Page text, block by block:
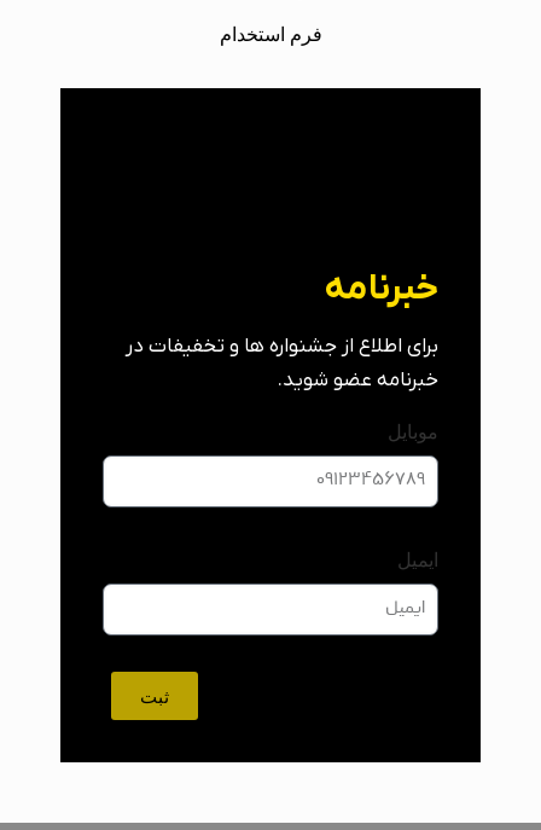
فرم استخدام
خبرنامه
برای اطلاع از جشنواره ها و تخفیفات در
خبرنامه عضو شوید.
موبایل
ایمیل
ثبت